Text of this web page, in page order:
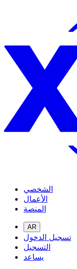
الشخصي
الأعمال
المنصة
AR
تسجيل الدخول
التسجيل
يساعد